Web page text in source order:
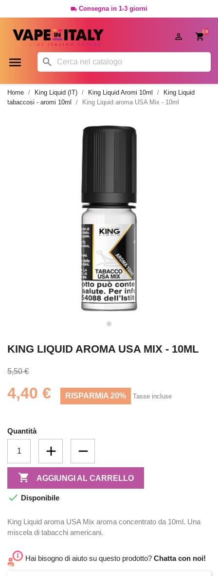
 Consegna in 1-3 giorni
0

 
Home King Liquid (IT) King Liquid Aromi 10ml
King Liquid
tabaccosi - aromi 10ml
King Liquid aroma USA Mix - 10ml
KING LIQUID AROMA USA MIX - 10ML
5,50 €
4,40 € RISPARMIA 20% Tasse incluse
Quantità
 AGGIUNGI AL CARRELLO
 Disponibile
King Liquid aroma USA Mix aroma concentrato da 10ml. Una
miscela di tabacchi americani.
Hai bisogno di aiuto su questo prodotto? Chatta con noi!